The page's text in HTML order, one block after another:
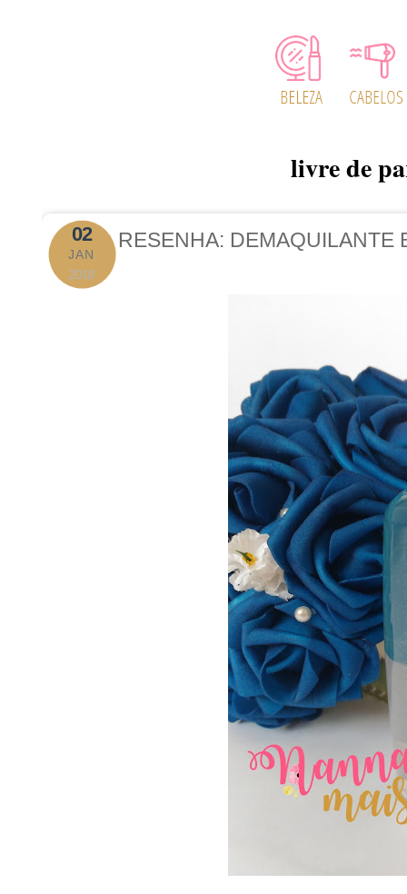
livre de
02
JAN
2018
RESENHA: DEMAQUILANTE